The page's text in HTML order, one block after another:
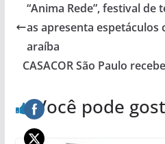
“Anima Rede”, festival
as apresenta espetáculos
araíba
CASACOR São Paulo
Você pode